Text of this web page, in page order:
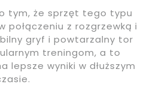
tym, że sprzęt tego typu
połączeniu z rozgrzewką i
gryf i powtarzalny tor
treningom, a to
lepsze wyniki w dłuższym